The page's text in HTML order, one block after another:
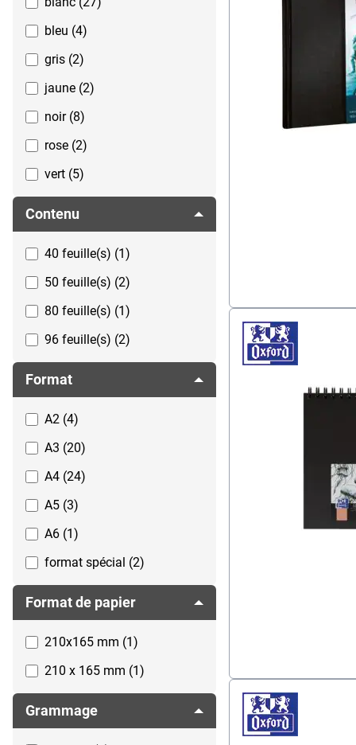
bleu (4)
gris (2)
jaune (2)
noir (8)
rose (2)
vert (5)
Contenu
40 feuille(s) (1)
50 feuille(s) (2)
80 feuille(s) (1)
96 feuille(s) (2)
Format
A2 (4)
A3 (20)
A4 (24)
A5 (3)
A6 (1)
format spécial (2)
Format de papier
210x165 mm (1)
210 x 165 mm (1)
Grammage